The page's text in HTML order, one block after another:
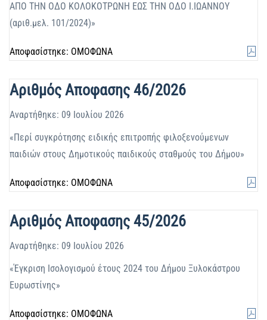
ΑΠΟ ΤΗΝ ΟΔΟ ΚΟΛΟΚΟΤΡΩΝΗ ΕΩΣ ΤΗΝ ΟΔΟ Ι.ΙΩΑΝΝΟΥ
(αριθ.μελ. 101/2024)»
Αποφασίστηκε: ΟΜΟΦΩΝΑ
Αριθμός Αποφασης 46/2026
Αναρτήθηκε: 09 Ιουλίου 2026
«Περί συγκρότησης ειδικής επιτροπής φιλοξενούμενων
παιδιών στους Δημοτικούς παιδικούς σταθμούς του Δήμου»
Αποφασίστηκε: ΟΜΟΦΩΝΑ
Αριθμός Αποφασης 45/2026
Αναρτήθηκε: 09 Ιουλίου 2026
«Έγκριση Ισολογισμού έτους 2024 του Δήμου Ξυλοκάστρου
Ευρωστίνης»
Αποφασίστηκε: ΟΜΟΦΩΝΑ